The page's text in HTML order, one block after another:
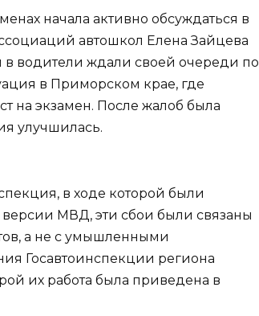
начала активно обсуждаться в
автошкол Елена Зайцева
в водители ждали своей очереди по
в Приморском крае, где
на экзамен. После жалоб была
улучшилась.
в ходе которой были
МВД, эти сбои были связаны
а не с умышленными
Госавтоинспекции региона
их работа была приведена в